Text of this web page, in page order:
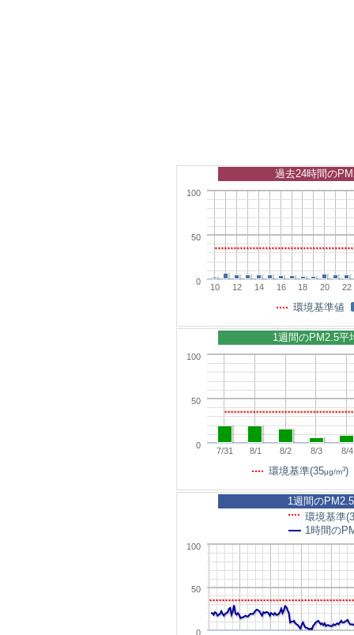
10 12 14 16 18 20 22
0
50
100
過去24時間の
環境基準値
7/31 8/1 8/2 8/3 8/4
0
50
100
1週間のPM2.5平
環境基準(35μg/m3)
0
50
100
1週間の
環境基準
1時間の